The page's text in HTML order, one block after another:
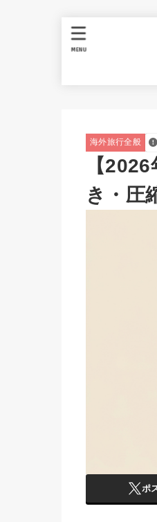
MENU
海外旅行全般
【
き・圧
ポ